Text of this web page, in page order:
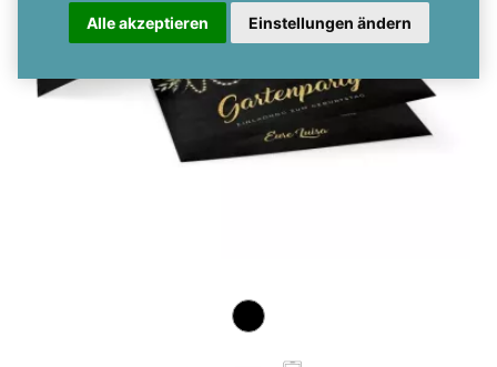
Alle akzeptieren Einstellungen ändern